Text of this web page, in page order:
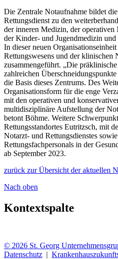
Die Zentrale Notaufnahme bildet
Rettungsdienst zu den
der inneren Medizin, der
der Kinder- und Jugendmedizin
In dieser neuen
Rettungswesens und der klinischen
zusammengeführt. „Die
zahlreichen
die Basis dieses Zentrums. Des
Organisationsform für die enge
mit den operativen und
multidisziplinäre Aufstellung der
betont Böhme. Weitere
Rettungsstandortes Eutritzsch, mit
Notarzt- und Rettungsdienstes
Rettungsfachpersonals in der
ab September 2023.
zurück zur Übersicht der aktuellen
Nach oben
Kontextspalte
© 2026 St. Georg
Datenschutz |